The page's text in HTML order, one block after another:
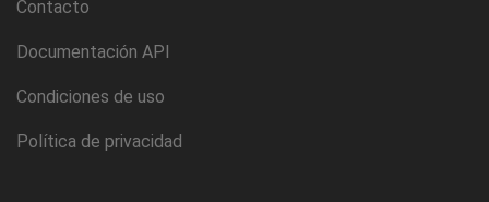
Contacto
Documentación API
Condiciones de uso
Política de privacidad